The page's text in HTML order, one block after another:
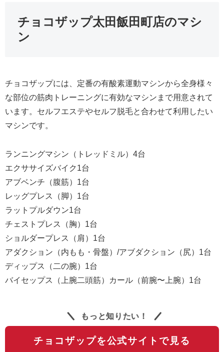
チョコザップ太田飯田町店のマシ
ン
チョコザップには、定番の有酸素運動マシンから全身様々
な部位の筋肉トレーニングに有効なマシンまで用意されて
います。セルフエステやセルフ脱毛と合わせて利用したい
マシンです。
ランニングマシン（トレッドミル）4台
エクササイズバイク1台
アブベンチ（腹筋）1台
レッグプレス（脚）1台
ラットプルダウン1台
チェストプレス（胸）1台
ショルダープレス（肩）1台
アダクション（内もも・骨盤）/アブダクション（尻）1台
ディップス（二の腕）1台
バイセップス（上腕二頭筋）カール（前腕〜上腕）1台
もっと知りたい！
チョコザップを公式サイトで見る